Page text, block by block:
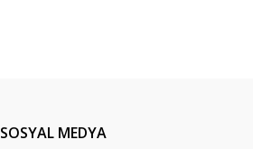
SOSYAL MEDYA